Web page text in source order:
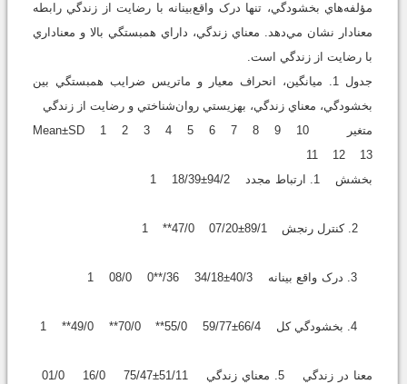
مؤلفه‌هاي بخشودگي، تنها درک واقع‌بينانه با رضايت از زندگي رابطه
معنادار نشان مي‌دهد. معناي زندگي، داراي همبستگي بالا و معناداري
با رضايت از زندگي است.
جدول 1. ميانگين، انحراف معيار و ماتريس ضرايب همبستگي بين
بخشودگي، معناي زندگي، بهزيستي روان‌شناختي و رضايت از زندگي
متغير Mean±SD 1 2 3 4 5 6 7 8 9 10
11 12 13